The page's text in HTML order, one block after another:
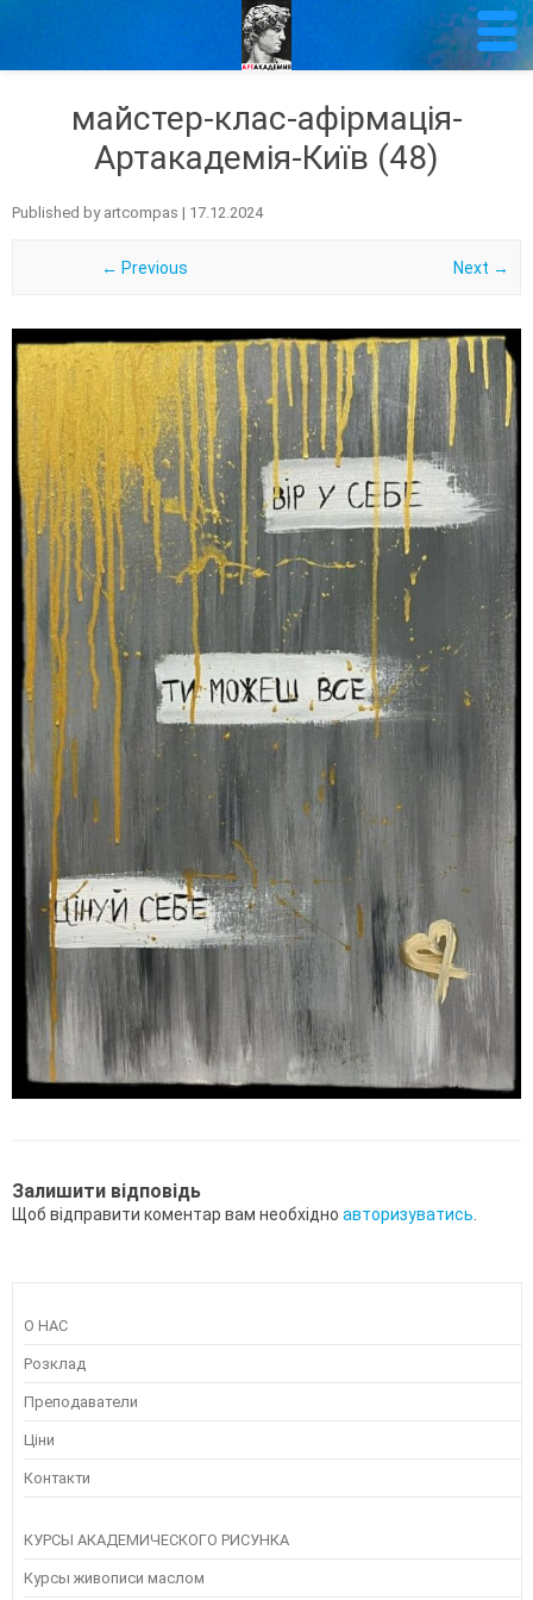
майстер-клас-афірмація-
Артакадемія-Київ (48)
Published by artcompas | 17.12.2024
← Previous Next →
Залишити відповідь
Щоб відправити коментар вам необхідно авторизуватись
О НАС
Розклад
Преподаватели
Ціни
Контакти
КУРСЫ АКАДЕМИЧЕСКОГО РИСУНКА
Курсы живописи маслом